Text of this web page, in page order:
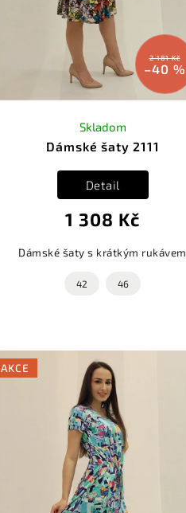
2 181 Kč
–40 %
Dámské šaty 2111
Skladom
1 308 Kč
Detail
Dámské šaty s krátkým rukávem
42 46
AKCE